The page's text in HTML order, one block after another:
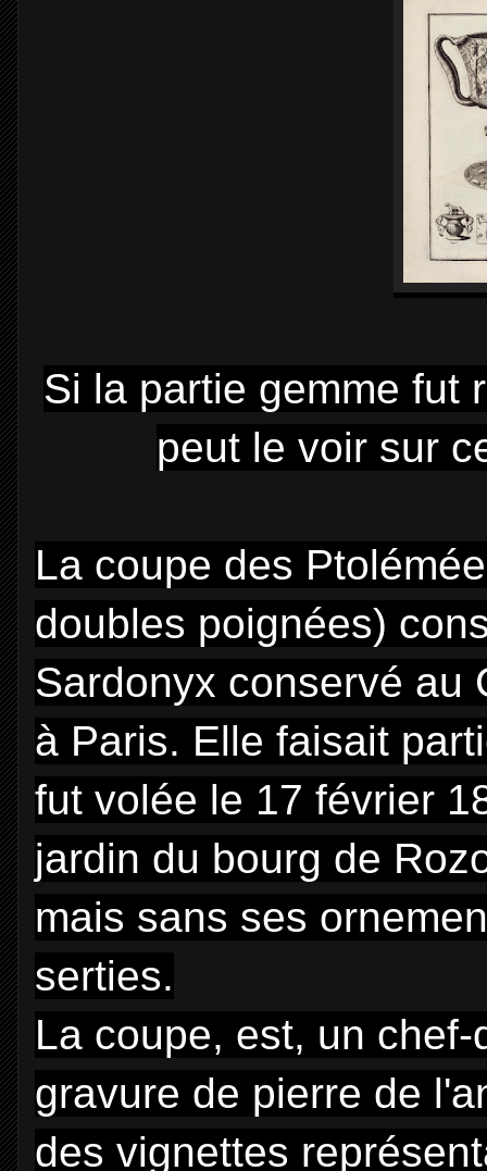
Si la partie gemme fut
peut le voir sur
La coupe des
doubles poignées)
Sardonyx conservé au
à Paris. Elle faisait
fut volée le 17 février
jardin du bourg de
mais sans ses
serties.
La coupe, est, un
gravure de pierre de
des vignettes